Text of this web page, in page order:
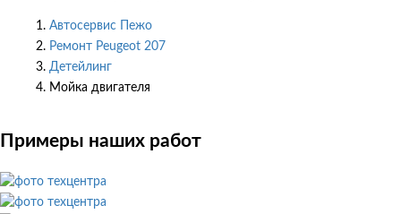
Автосервис Пежо
Ремонт Peugeot 207
Детейлинг
Мойка двигателя
Примеры наших работ